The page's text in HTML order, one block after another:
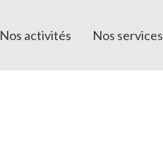
Nos activités Nos services